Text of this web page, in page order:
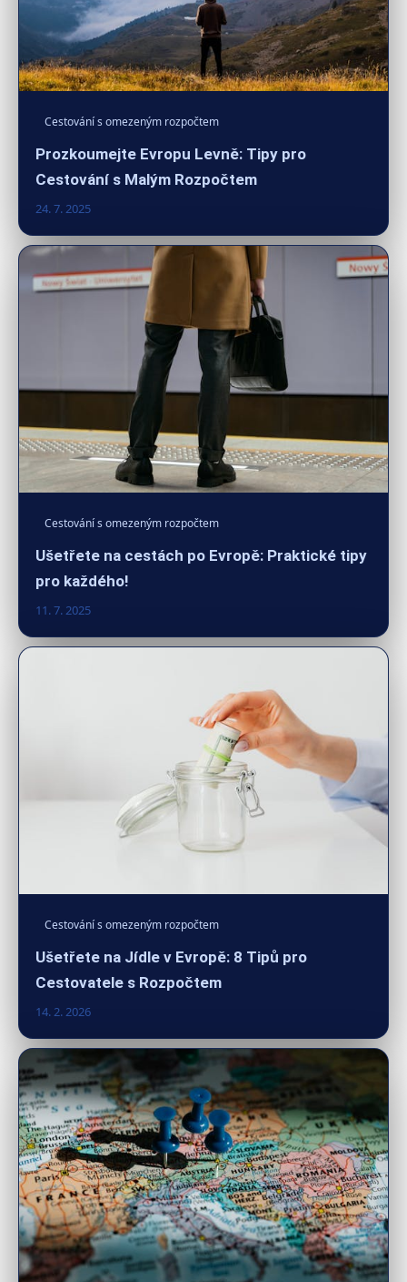
Cestování s omezeným rozpočtem
Prozkoumejte Evropu Levně: Tipy pro
Cestování s Malým Rozpočtem
24. 7. 2025
Cestování s omezeným rozpočtem
Ušetřete na cestách po Evropě: Praktické tipy
pro každého!
11. 7. 2025
Cestování s omezeným rozpočtem
Ušetřete na Jídle v Evropě: 8 Tipů pro
Cestovatele s Rozpočtem
14. 2. 2026